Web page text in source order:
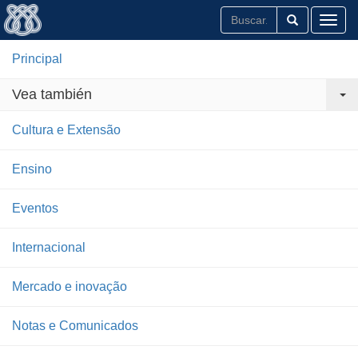
Principal
Vea también
Cultura e Extensão
Ensino
Eventos
Internacional
Mercado e inovação
Notas e Comunicados